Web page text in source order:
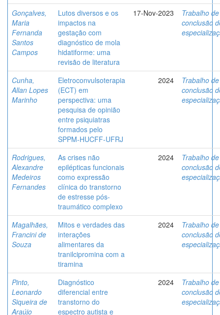
Gonçalves,
Maria
Fernanda
Santos
Campos
Lutos diversos e os
impactos na
gestação com
diagnóstico de mola
hidatiforme: uma
revisão de literatura
17-Nov-2023
Trabalho de
conclusão
Cunha,
Allan Lopes
Marinho
Eletroconvulsoterapia
(ECT) em
perspectiva: uma
pesquisa de opinião
entre psiquiatras
formados pelo
SPPM-HUCFF-UFRJ
2024
Trabalho de
conclusão
Rodrigues,
Alexandre
Medeiros
Fernandes
As crises não
epilépticas funcionais
como expressão
clínica do transtorno
de estresse pós-
traumático complexo
2024
Trabalho de
conclusão
Magalhães,
Francini de
Souza
Mitos e verdades das
interações
alimentares da
tranilcipromina com a
tiramina
2024
Trabalho de
conclusão
Pinto,
Leonardo
Siqueira de
Araújo
Diagnóstico
diferencial entre
transtorno do
espectro autista e
2024
Trabalho de
conclusão